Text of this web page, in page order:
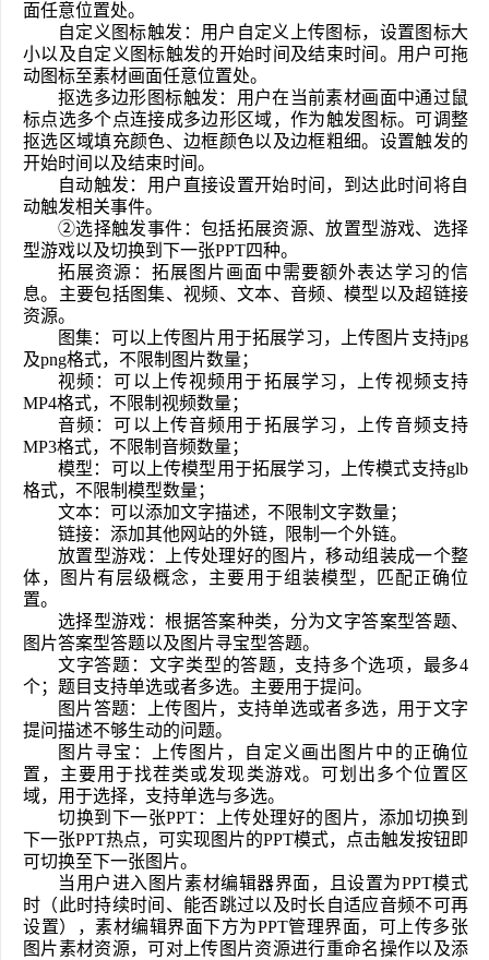
面任意位置处。
自定义图标触发：用户自定义上传图标，设置图标大
小以及自定义图标触发的开始时间及结束时间。用户可拖
动图标至素材画面任意位置处。
抠选多边形图标触发：用户在当前素材画面中通过鼠
标点选多个点连接成多边形区域，作为触发图标。可调整
抠选区域填充颜色、边框颜色以及边框粗细。设置触发的
开始时间以及结束时间。
自动触发：用户直接设置开始时间，到达此时间将自
动触发相关事件。
②选择触发事件：包括拓展资源、放置型游戏、选择
型游戏以及切换到下一张PPT四种。
拓展资源：拓展图片画面中需要额外表达学习的信
息。主要包括图集、视频、文本、音频、模型以及超链接
资源。
图集：可以上传图片用于拓展学习，上传图片支持jpg
及png格式，不限制图片数量；
视频：可以上传视频用于拓展学习，上传视频支持
MP4格式，不限制视频数量；
音频：可以上传音频用于拓展学习，上传音频支持
MP3格式，不限制音频数量；
模型：可以上传模型用于拓展学习，上传模式支持glb
格式，不限制模型数量；
文本：可以添加文字描述，不限制文字数量；
链接：添加其他网站的外链，限制一个外链。
放置型游戏：上传处理好的图片，移动组装成一个整
体，图片有层级概念，主要用于组装模型，匹配正确位
置。
选择型游戏：根据答案种类，分为文字答案型答题、
图片答案型答题以及图片寻宝型答题。
文字答题：文字类型的答题，支持多个选项，最多4
个；题目支持单选或者多选。主要用于提问。
图片答题：上传图片，支持单选或者多选，用于文字
提问描述不够生动的问题。
图片寻宝：上传图片，自定义画出图片中的正确位
置，主要用于找茬类或发现类游戏。可划出多个位置区
域，用于选择，支持单选与多选。
切换到下一张PPT：上传处理好的图片，添加切换到
下一张PPT热点，可实现图片的PPT模式，点击触发按钮即
可切换至下一张图片。
当用户进入图片素材编辑器界面，且设置为PPT模式
时（此时持续时间、能否跳过以及时长自适应音频不可再
设置），素材编辑界面下方为PPT管理界面，可上传多张
图片素材资源，可对上传图片资源进行重命名操作以及添